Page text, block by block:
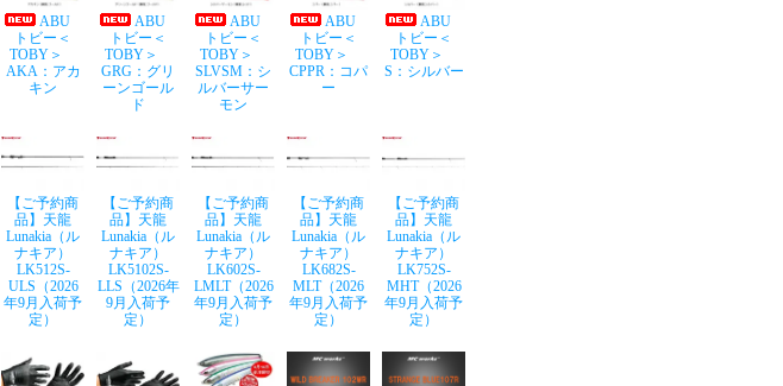
ABU
トビー＜
TOBY＞
AKA：アカ
キン
ABU
トビー＜
TOBY＞
GRG：グリ
ーンゴール
ド
ABU
トビー＜
TOBY＞
SLVSM：シ
ルバーサー
モン
ABU
トビー＜
TOBY＞
CPPR：コパ
ー
ABU
トビー＜
TOBY＞
S：シルバー
【ご予約商
品】天龍
Lunakia（ル
ナキア）
LK512S-
ULS（2026
年9月入荷予
定）
【ご予約商
品】天龍
Lunakia（ル
ナキア）
LK5102S-
LLS（2026年
9月入荷予
定）
【ご予約商
品】天龍
Lunakia（ル
ナキア）
LK602S-
LMLT（2026
年9月入荷予
定）
【ご予約商
品】天龍
Lunakia（ル
ナキア）
LK682S-
MLT（2026
年9月入荷予
定）
【ご予約商
品】天龍
Lunakia（ル
ナキア）
LK752S-
MHT（2026
年9月入荷予
定）